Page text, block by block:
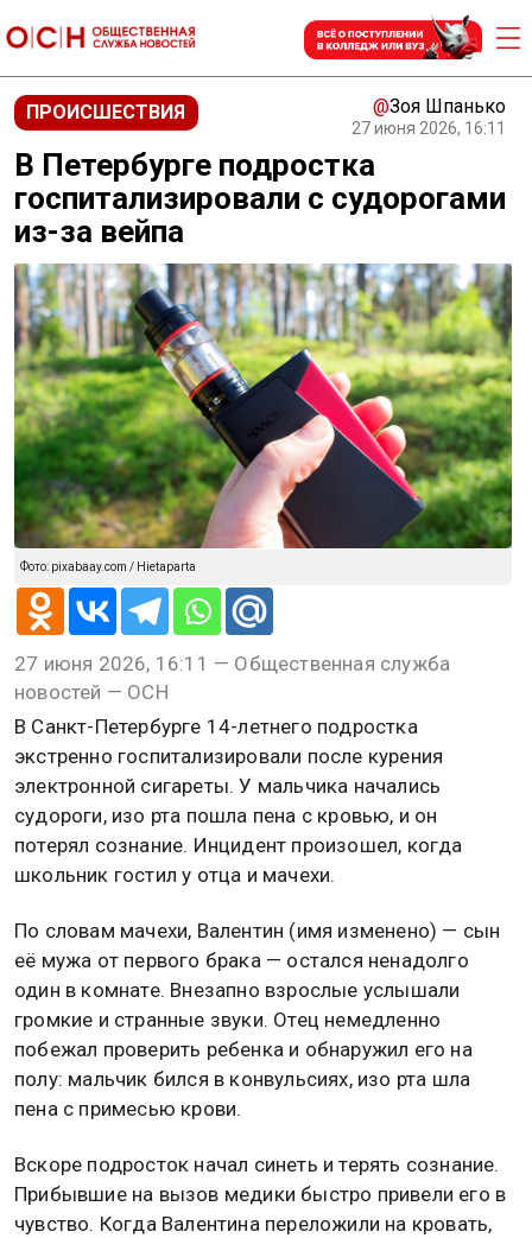
ПРОИСШЕСТВИЯ @Зоя Шпанько
27 июня 2026, 16:11
В Петербурге подростка
госпитализировали с судорогами
из-за вейпа
Фото: pixabaay.com / Hietaparta
27 июня 2026, 16:11 — Общественная служба
новостей — ОСН
В Санкт-Петербурге 14-летнего подростка
экстренно госпитализировали после курения
электронной сигареты. У мальчика начались
судороги, изо рта пошла пена с кровью, и он
потерял сознание. Инцидент произошел, когда
школьник гостил у отца и мачехи.
По словам мачехи, Валентин (имя изменено) — сын
её мужа от первого брака — остался ненадолго
один в комнате. Внезапно взрослые услышали
громкие и странные звуки. Отец немедленно
побежал проверить ребенка и обнаружил его на
полу: мальчик бился в конвульсиях, изо рта шла
пена с примесью крови.
Вскоре подросток начал синеть и терять сознание.
Прибывшие на вызов медики быстро привели его в
чувство. Когда Валентина переложили на кровать,